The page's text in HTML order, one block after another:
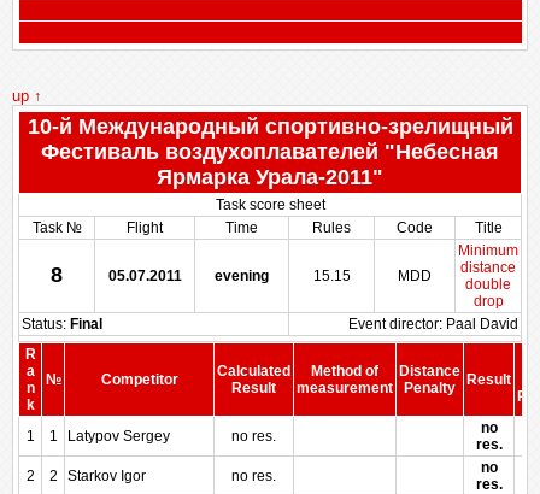
up ↑
10-й Международный спортивно-зрелищный
Фестиваль воздухоплавателей "Небесная
Ярмарка Урала-2011"
Task score sheet
Task №
Flight Time Rules Code Title
8 05.07.2011 evening 15.15 MDD
Minimum
distance
double
drop
Status: Final
Event director: Paal David
R
a
n
k
№ Competitor
Calculated
Result
Method of
measurement
Distance
Penalty
Result
1 1 Latypov Sergey no res.
no
res.
2
2 Starkov Igor no res.
no
res.